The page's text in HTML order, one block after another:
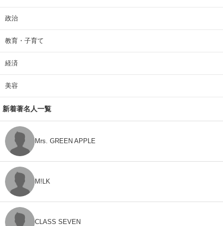
政治
教育・子育て
経済
美容
新着著名人一覧
Mrs. GREEN APPLE
M!LK
CLASS SEVEN